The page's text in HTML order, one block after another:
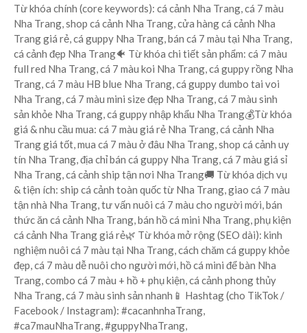
Từ khóa chính (core keywords): cá cảnh Nha Trang, cá 7 màu
Nha Trang, shop cá cảnh Nha Trang, cửa hàng cá cảnh Nha
Trang giá rẻ, cá guppy Nha Trang, bán cá 7 màu tại Nha Trang,
cá cảnh đẹp Nha Trang🐠 Từ khóa chi tiết sản phẩm: cá 7 màu
full red Nha Trang, cá 7 màu koi Nha Trang, cá guppy rồng Nha
Trang, cá 7 màu HB blue Nha Trang, cá guppy dumbo tai voi
Nha Trang, cá 7 màu mini size đẹp Nha Trang, cá 7 màu sinh
sản khỏe Nha Trang, cá guppy nhập khẩu Nha Trang💰Từ khóa
giá & nhu cầu mua: cá 7 màu giá rẻ Nha Trang, cá cảnh Nha
Trang giá tốt, mua cá 7 màu ở đâu Nha Trang, shop cá cảnh uy
tín Nha Trang, địa chỉ bán cá guppy Nha Trang, cá 7 màu giá sỉ
Nha Trang, cá cảnh ship tận nơi Nha Trang🚚 Từ khóa dịch vụ
& tiện ích: ship cá cảnh toàn quốc từ Nha Trang, giao cá 7 màu
tận nhà Nha Trang, tư vấn nuôi cá 7 màu cho người mới, bán
thức ăn cá cảnh Nha Trang, bán hồ cá mini Nha Trang, phụ kiện
cá cảnh Nha Trang giá rẻ🌿 Từ khóa mở rộng (SEO dài): kinh
nghiệm nuôi cá 7 màu tại Nha Trang, cách chăm cá guppy khỏe
đẹp, cá 7 màu dễ nuôi cho người mới, hồ cá mini để bàn Nha
Trang, combo cá 7 màu + hồ + phụ kiện, cá cảnh phong thủy
Nha Trang, cá 7 màu sinh sản nhanh📱 Hashtag (cho TikTok /
Facebook / Instagram): #cacanhnhaTrang,
#ca7mauNhaTrang, #guppyNhaTrang,